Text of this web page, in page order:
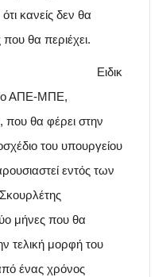
κανείς δεν θα
που θα περιέχει.
Ειδικ
ΑΠΕ-ΜΠΕ,
που θα φέρει στην
του υπουργείου
εντός των
μήνες που θα
τελική μορφή του
ένας χρόνος